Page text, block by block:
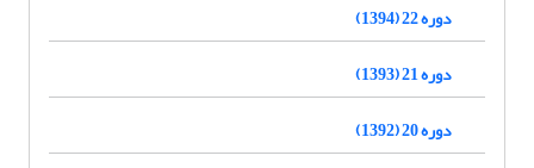
دوره 22 (1394)
دوره 21 (1393)
دوره 20 (1392)